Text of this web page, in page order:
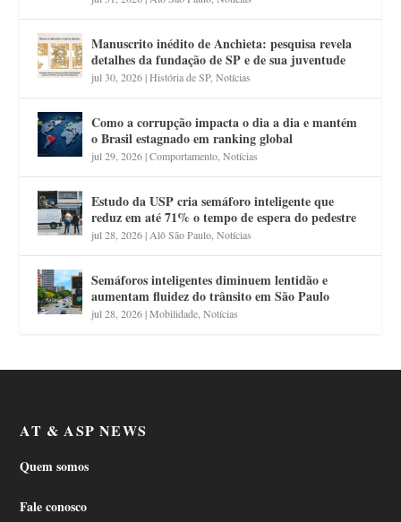
Manuscrito inédito de Anchieta: pesquisa revela
detalhes da fundação de SP e de sua juventude
jul 30, 2026|História de SP,Notícias
Como a corrupção impacta o dia a dia e mantém
o Brasil estagnado em ranking global
jul 29, 2026|Comportamento ,Notícias
Estudo da USP cria semáforo inteligente que
reduz em até 71% o tempo de espera do pedestre
jul 28, 2026| Alô São Paulo ,Notícias
Semáforos inteligentes diminuem lentidão e
aumentam fluidez do trânsito em São Paulo
jul 28, 2026|Mobilidade ,Notícias
AT & ASP NEWS
Quem somos
Fale conosco